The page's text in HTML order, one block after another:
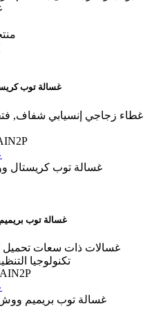
غسالة توب كريستال
غطاء زجاجي إنسيابي شفاف,
غسالة توب بريميم ووش
غسالات ذات سعات تحميل
تكنولوجيا